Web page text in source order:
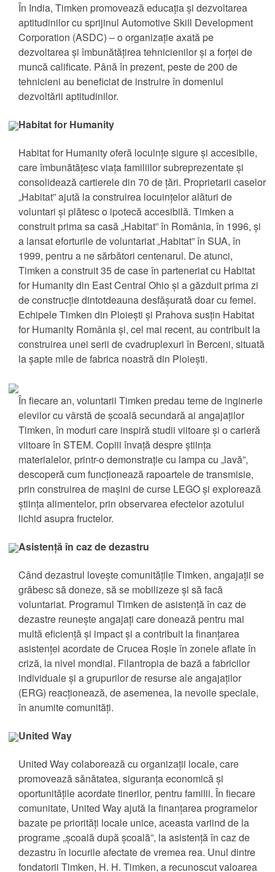
Mișcare liniară
Sisteme de lubrifiere și filtrare
Sigilii
Servicii si reparatii
Pieţe
Aerospațială și Apărare
Automatizare, Robotică și Mașini Industriale
Cale ferată
Construcții
Generarea de energie și energia regenerabilă
Mancare si bautura
Minerit
Explorați toate piețele
Explorați toate cataloagele și literatura
Timken
Rollon®
Philadelphia Gear®
GGB ®
Groeneveld ®
Cone Drive
Nadella®
LoveJoy ®
Diamond®
În India, Timken promovează educația și dezvoltarea
aptitudinilor cu sprijinul Automotive Skill Development
Corporation (ASDC) – o organizație axată pe
dezvoltarea și îmbunătățirea tehnicienilor și a forței de
muncă calificate. Până în prezent, peste de 200 de
tehnicieni au beneficiat de instruire în domeniul
dezvoltării aptitudinilor.
Habitat for Humanity
Habitat for Humanity oferă locuințe sigure și accesibile,
care îmbunătățesc viața familiilor subreprezentate și
consolidează cartierele din 70 de țări. Proprietarii caselor
„Habitat” ajută la construirea locuințelor alături de
voluntari și plătesc o ipotecă accesibilă. Timken a
construit prima sa casă „Habitat” în România, în 1996, și
a lansat eforturile de voluntariat „Habitat” în SUA, în
1999, pentru a ne sărbători centenarul. De atunci,
Timken a construit 35 de case în parteneriat cu Habitat
for Humanity din East Central Ohio și a găzduit prima zi
de construcție dintotdeauna desfășurată doar cu femei.
Echipele Timken din Ploiești și Prahova susțin Habitat
for Humanity România și, cel mai recent, au contribuit la
construirea unei serii de cvadruplexuri în Berceni, situată
la șapte mile de fabrica noastră din Ploiești.
În fiecare an, voluntarii Timken predau teme de inginerie
elevilor cu vârstă de școală secundară ai angajaților
Timken, în moduri care inspiră studii viitoare și o carieră
viitoare în STEM. Copiii învață despre știința
materialelor, printr-o demonstrație cu lampa cu „lavă”,
descoperă cum funcționează rapoartele de transmisie,
prin construirea de mașini de curse LEGO și explorează
știința alimentelor, prin observarea efectelor azotului
lichid asupra fructelor.
Asistență în caz de dezastru
Când dezastrul lovește comunitățile Timken, angajații se
grăbesc să doneze, să se mobilizeze și să facă
voluntariat. Programul Timken de asistență în caz de
dezastre reunește angajați care donează pentru mai
multă eficiență și impact și a contribuit la finanțarea
asistenței acordate de Crucea Roșie în zonele aflate în
criză, la nivel mondial. Filantropia de bază a fabricilor
individuale și a grupurilor de resurse ale angajaților
(ERG) reacționează, de asemenea, la nevoile speciale,
în anumite comunități.
United Way
United Way colaborează cu organizații locale, care
promovează sănătatea, siguranța economică și
oportunitățile acordate tinerilor, pentru familii. În fiecare
comunitate, United Way ajută la finanțarea programelor
bazate pe priorități locale unice, aceasta variind de la
programe „școală după școală”, la asistență în caz de
dezastru în locurile afectate de vremea rea. Unul dintre
fondatorii Timken, H. H. Timken, a recunoscut valoarea